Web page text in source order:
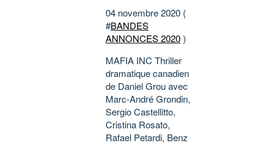
04 novembre 2020 (
#BANDES
ANNONCES 2020)
MAFIA INC Thriller
dramatique canadien
de Daniel Grou avec
Marc-André Grondin,
Sergio Castellitto,
Cristina Rosato,
Rafael Petardi, Benz